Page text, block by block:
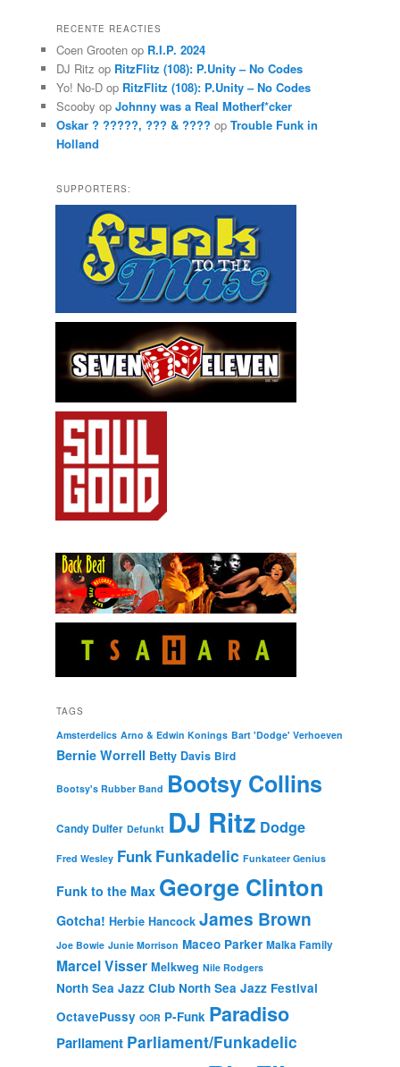
k
n
RECENTE REACTIES
Coen Grootenop R.I.P. 2024
DJ Ritz op RitzFlitz (108): P.Unity – No Codes
Yo! No-Dop RitzFlitz (108): P.Unity – No Codes
Scooby op Johnny was a Real Motherf*cker
Oskar ? ?????, ??? & ???? op Trouble Funk in
Holland
SUPPORTERS:
TAGS
Amsterdelics Arno & Edwin Konings Bart 'Dodge' Verhoeven
Bernie Worrell Betty Davis Bird
Bootsy's Rubber Band Bootsy Collins
Candy Dulfer Defunkt DJ Ritz Dodge
Fred Wesley Funk Funkadelic Funkateer Genius
Funk to the Max George Clinton
Gotcha! Herbie Hancock James Brown
Joe Bowie Junie Morrison Maceo Parker Malka Family
Marcel Visser Melkweg Nile Rodgers
North Sea Jazz Club North Sea Jazz Festival
OctavePussy OOR P-Funk Paradiso
Parliament Parliament/Funkadelic